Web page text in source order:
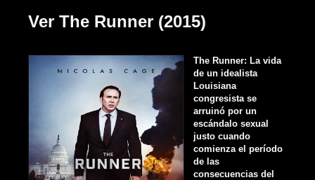
Ver The Runner (2015)
The Runner: La vida
de un idealista
Louisiana
congresista se
arruinó por un
escándalo sexual
justo cuando
comienza el período
de las
consecuencias del